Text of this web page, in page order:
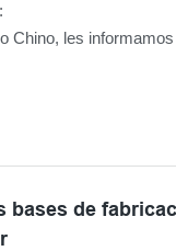
Chino, les
bases de